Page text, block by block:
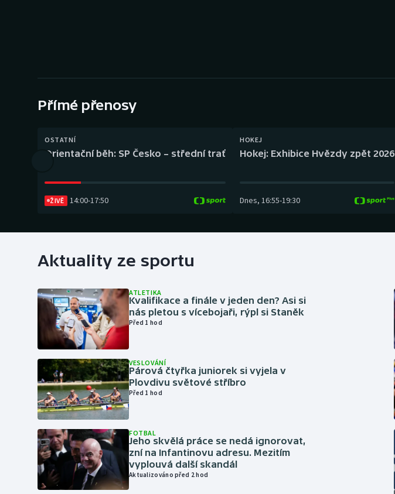
Přímé přenosy
OSTATNÍ
Orientační běh: SP Česko – střední trať
ŽIVĚ 14:00-17:50
HOKEJ
Hokej: Exhibice Hvězdy zpět 2026
Dnes, 16:55-19:30
Aktuality ze sportu
ATLETIKA
Kvalifikace a finále v jeden den? Asi si
nás pletou s vícebojaři, rýpl si Staněk
Před 1 hod
VESLOVÁNÍ
Párová čtyřka juniorek si vyjela v
Plovdivu světové stříbro
Před 1 hod
FOTBAL
Jeho skvělá práce se nedá ignorovat,
zní na Infantinovu adresu. Mezitím
vyplouvá další skandál
Aktualizováno před 2 hod